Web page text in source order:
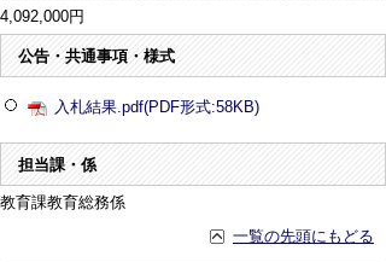
4,092,000円
公告・共通事項・様式
入札結果.pdf(PDF形式:58KB)
担当課・係
教育課教育総務係
一覧の先頭にもどる